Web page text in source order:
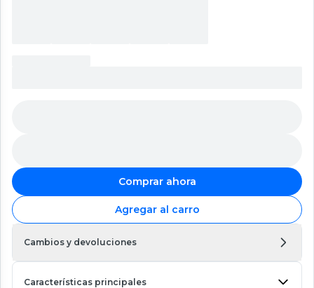
Comprar ahora
Agregar al carro
Cambios y devoluciones
Características principales